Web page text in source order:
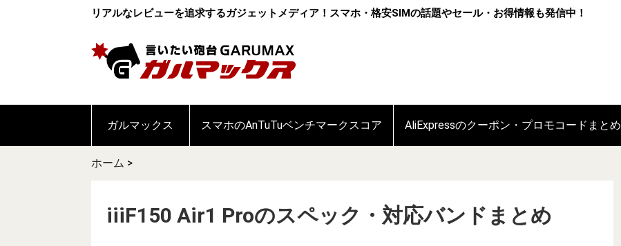
リアルなレビューを追求するガジェットメディア！スマホ・格安SIMの話題やセール・お得情報も発信中！
ガルマックス スマホのAnTuTuベンチマークスコア AliExpressのクーポン・プロモコードまとめ
ホーム >
iiiF150 Air1 Proのスペック・対応バンドまとめ